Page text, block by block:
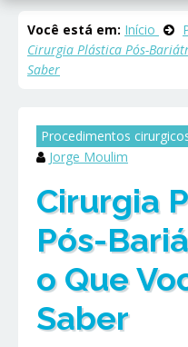
Você está em: Início
Cirurgia Plástica Pós-
Saber
Procedimentos
Jorge Moulim
Cirurgia
Pós-
o Que
Saber